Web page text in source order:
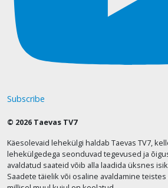
Subscribe
© 2026 Taevas TV7
Käesolevaid lehekülgi haldab Taevas TV7,
lehekülgedega seonduvad tegevused ja
avaldatud saateid võib alla laadida üksnes
Saadete täielik või osaline avaldamine